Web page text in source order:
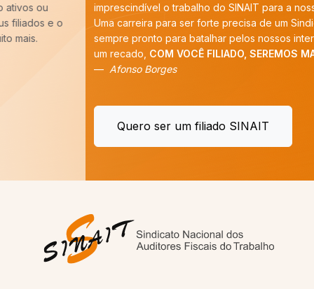
imprescindível o trabalho do SINAIT para a nossa categoria.
Uma carreira para ser forte precisa de um Sindicato forte,
sempre pronto para batalhar pelos nossos interesses. E tenho
COM VOCÊ FILIADO, SEREMOS MAIS!”
Quero ser um filiado SINAIT